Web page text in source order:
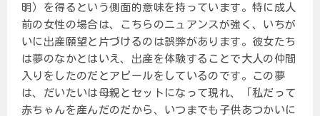
明）を得るという側面的意味を持っています。特に成人
前の女性の場合は、こちらのニュアンスが強く、いちが
いに出産願望と片づけるのは誤弊があります。彼女たち
は夢のなかとはいえ、出産を体験することで大人の仲間
入りをしたのだとアピールをしているのです。この夢
は、だいたいは母親とセットになって現れ、「私だって
赤ちゃんを産んだのだから、いつまでも子供あつかいに